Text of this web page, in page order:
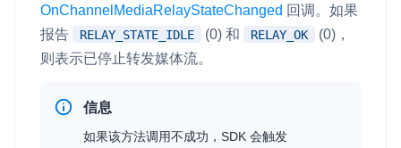
OnChannelMediaRelayStateChanged 回调。如果
报告
RELAY_STATE_IDLE (0) 和 RELAY_OK
(0)，
则表示已停止转发媒体流。
信息
如果该方法调用不成功，SDK 会触发